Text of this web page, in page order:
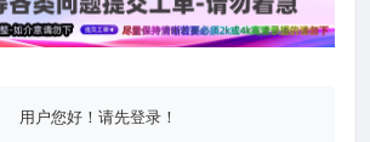
用户您好！请先登录！